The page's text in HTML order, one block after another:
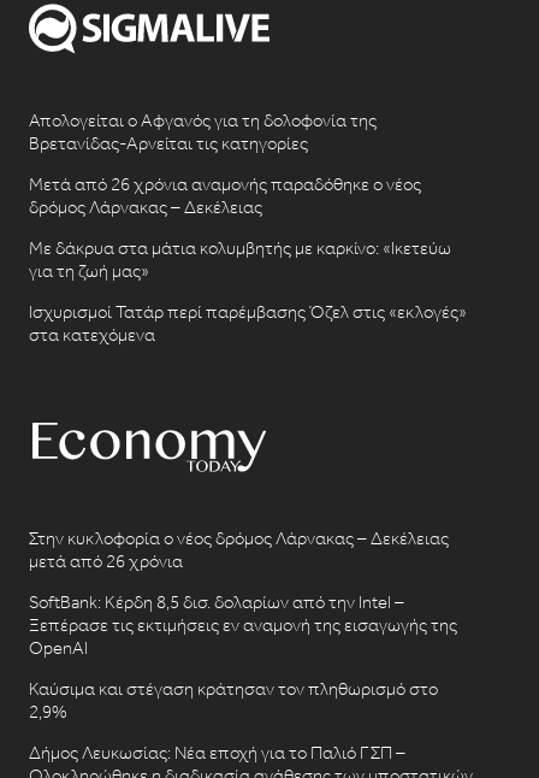
Απολογείται ο Αφγανός για τη δολοφονία της
Βρετανίδας-Αρνείται τις κατηγορίες
Μετά από 26 χρόνια αναμονής παραδόθηκε ο νέος
δρόμος Λάρνακας – Δεκέλειας
Με δάκρυα στα μάτια κολυμβητής με καρκίνο: «Ικετεύω
για τη ζωή μας»
Ισχυρισμοί Τατάρ περί παρέμβασης Όζελ στις «εκλογές»
στα κατεχόμενα
Στην κυκλοφορία ο νέος δρόμος Λάρνακας – Δεκέλειας
μετά από 26 χρόνια
SoftBank: Κέρδη 8,5 δισ. δολαρίων από την Intel –
Ξεπέρασε τις εκτιμήσεις εν αναμονή της εισαγωγής της
OpenAI
Καύσιμα και στέγαση κράτησαν τον πληθωρισμό στο
2,9%
Δήμος Λευκωσίας: Νέα εποχή για το Παλιό ΓΣΠ –